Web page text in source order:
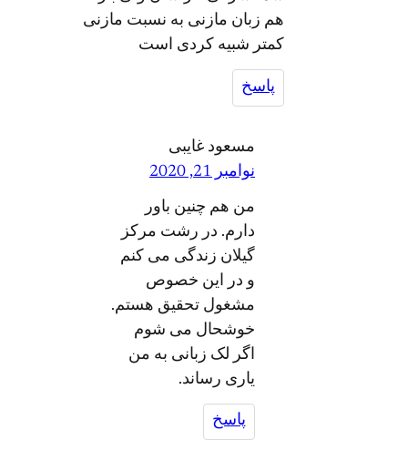
هم زبان مازنی به نسبت مازنی
کمتر شبیه کردی است
پاسخ
مسعود غایبی
نوامبر 21, 2020
من هم چنین باور
دارم. در رشت مرکز
گیلان زندگی می کنم
و در این خصوص
مشغول تحقیق هستم.
خوشحال می شوم
اگر لک زبانی به من
یاری رساند.
پاسخ